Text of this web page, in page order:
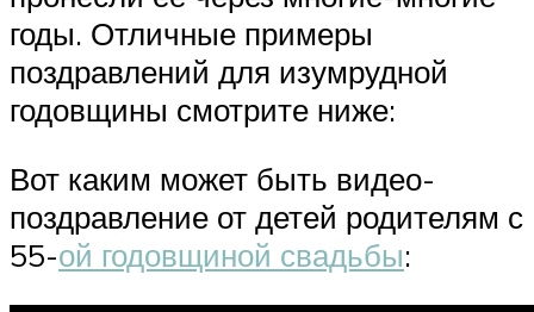
годы. Отличные примеры
поздравлений для изумрудной
годовщины смотрите ниже:
Вот каким может быть видео-
поздравление от детей родителям с
55-ой годовщиной свадьбы: